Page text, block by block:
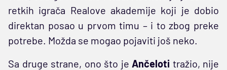
retkih igrača Realove akademije koji je dobio
direktan posao u prvom timu – i to zbog preke
potrebe. Možda se mogao pojaviti još neko.
Sa druge strane, ono što je Ančeloti tražio, nije